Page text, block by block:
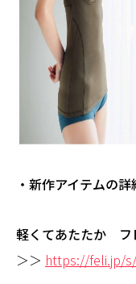
・新作アイテムの詳
軽くてあたたか フ
＞＞ https://feli.jp/